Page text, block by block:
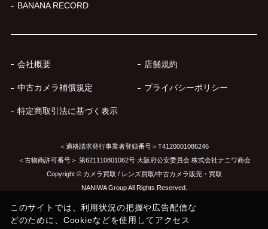
BANANA RECORD
会社概要 店舗規約
中古カメラ補償規定 プライバシーポリシー
特定商取引法に基づく表示
＜適格請求発行事業者登録番号＞T4120001086246
＜古物商許可番号＞ 第621110801062号 大阪府公安委員会 株式会社ナニワ商会
Copyright © カメラ買取 / レンズ買取/中古カメラ販売・買取
NANIWA Group All Rights Reserved.
このサイトでは、利用状況の把握や広告配信な
どのために、Cookieなどを使用してアクセス